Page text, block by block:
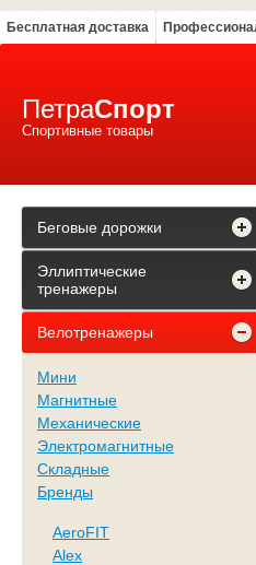
Бесплатная доставка
ПетраСпорт
Спортивные товары
Беговые дорожки
Эллиптические
тренажеры
Велотренажеры
Мини
Магнитные
Механические
Электромагнитные
Складные
Бренды
AeroFIT
Alex